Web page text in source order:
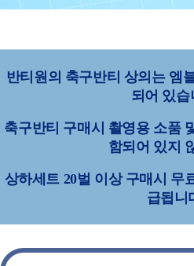
반티원의 축구반티 상의는 엠
되어 있습
축구반티 구매시 촬영용 소품
함되어 있지
상하세트 20벌 이상 구매시 무
급됩니